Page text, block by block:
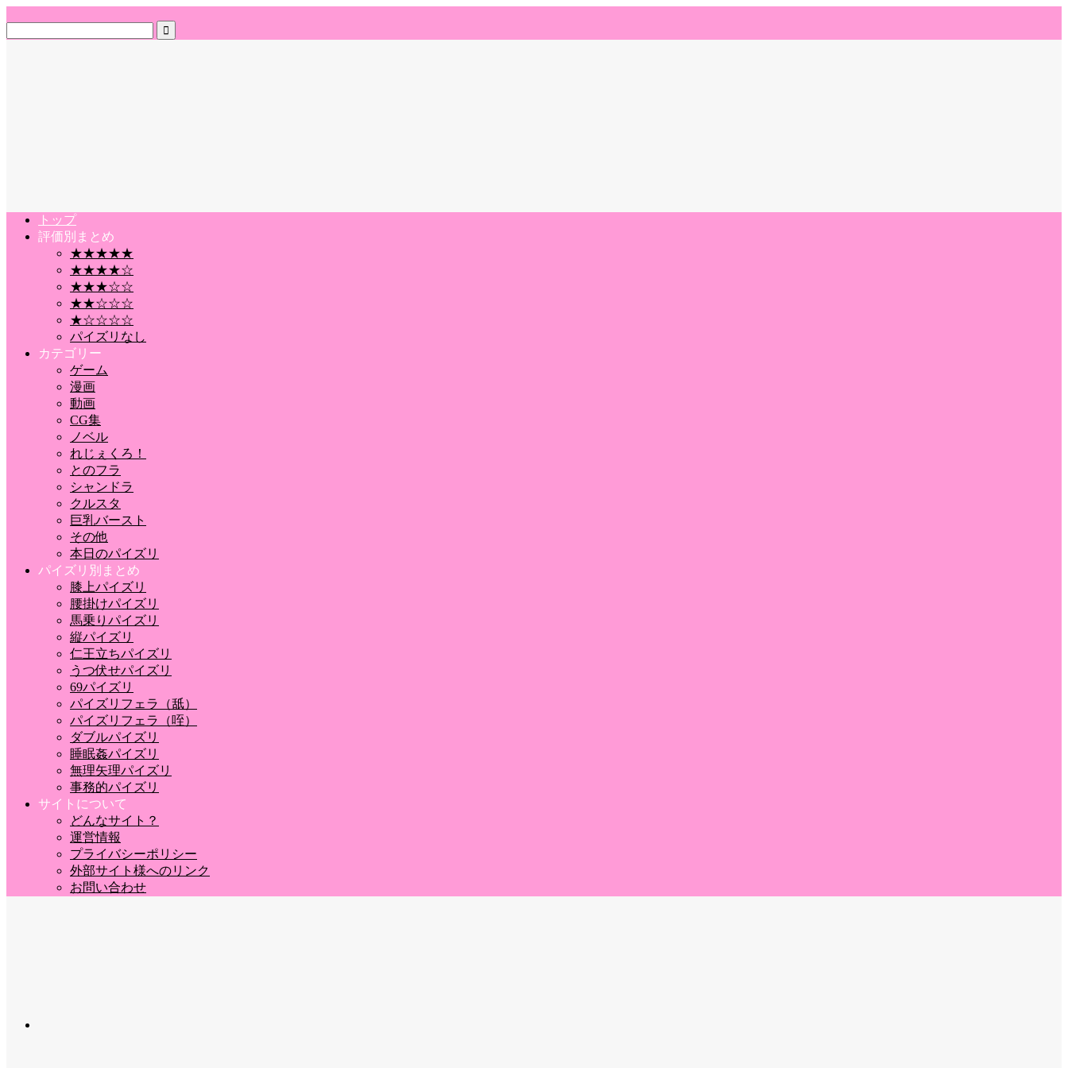
トップ
評価別まとめ
★★★★★
★★★★☆
★★★☆☆
★★☆☆☆
★☆☆☆☆
パイズリなし
カテゴリー
ゲーム
漫画
動画
CG集
ノベル
れじぇくろ！
とのフラ
シャンドラ
クルスタ
巨乳バースト
その他
本日のパイズリ
パイズリ別まとめ
膝上パイズリ
腰掛けパイズリ
馬乗りパイズリ
縦パイズリ
仁王立ちパイズリ
うつ伏せパイズリ
69パイズリ
パイズリフェラ（舐）
パイズリフェラ（咥）
ダブルパイズリ
睡眠姦パイズリ
無理矢理パイズリ
事務的パイズリ
サイトについて
どんなサイト？
運営情報
プライバシーポリシー
外部サイト様へのリンク
お問い合わせ